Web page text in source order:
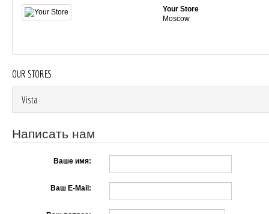
Your Store
Moscow
OUR STORES
Vista
Написать нам
Ваше имя:
Ваш E-Mail: